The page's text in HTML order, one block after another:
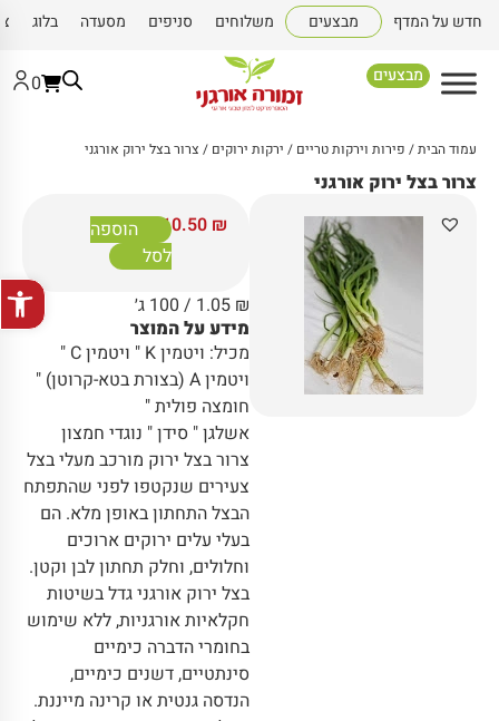
פתח
חדש על המדף מבצעים משלוחים סניפים מסעדה בלוג
מבצעים 0
עמוד הבית/ פירות וירקות טריים / ירקות ירוקים / צרור בצל ירוק אורגני
צרור בצל ירוק אורגני
10.50 ₪
הוספה
לסל
1.05 ₪
/ 100 ג׳
מידע על המוצר
מכיל: ויטמין K " ויטמין C "
ויטמין A (בצורת בטא-קרוטן) "
חומצה פולית "
אשלגן " סידן " נוגדי חמצון
צרור בצל ירוק מורכב מעלי בצל
צעירים שנקטפו לפני שהתפתח
הבצל התחתון באופן מלא. הם
בעלי עלים ירוקים ארוכים
וחלולים, וחלק תחתון לבן וקטן.
בצל ירוק אורגני גדל בשיטות
חקלאיות אורגניות, ללא שימוש
בחומרי הדברה כימיים
סינתטיים, דשנים כימיים,
הנדסה גנטית או קרינה מייננת.